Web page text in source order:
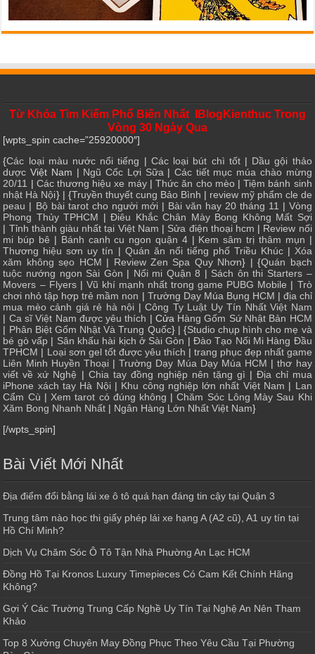
Từ Khóa Tìm Kiếm Phổ Biến Nhất IBlogKienthuc Trong
Vòng 30 Ngày Qua
[wpts_spin cache=”25920000″]
{Các loại màu nước nổi tiếng | Các loại bút chì tốt| Dầu gội thảo
dược Việt Nam | Ngũ Cốc Lợi Sữa | Các tiết mục múa chào mừng
20/11 | Các thương hiệu xe máy|Thức ăn cho mèo|Tiệm bánh sinh
nhật Hà Nội} | {Truyền thuyết cung Bảo Bình | review mỹ phẩm cle de
peau | Bộ bài tarot cho người mới| Bài văn hay 20 tháng 11 | Vòng
Phong Thủy TPHCM |Điêu Khắc Chân Mày Bong Không Mất Sợi
| Tỉnh thành giàu nhất tại Việt Nam | Sửa điện thoại hcm | Review nối
mi búp bê | Bánh canh cu ngon quận 4| Kem sâm trị thâm mụn |
Thương hiệu sơn uy tín | Quán ăn nổi tiếng phố Triều Khúc| Xóa
xăm không sẹo HCM | Review Zen Spa Quy Nhơn} | {Quán bạch
tuộc nướng ngon Sài Gòn | Nối mi Quận 8 | Sách ôn thi Starters –
Movers – Flyers| Vũ khí mạnh nhất trong game PUBG Mobile | Trò
chơi nhỏ tập hợp trẻ mầm non | Trường Dạy Múa Bụng HCM | địa chỉ
mua mèo cảnh giá rẻ hà nội |Công Ty Luật Uy Tín Nhất Việt Nam
| Ca sĩ Việt Nam được yêu thích | Cửa Hàng Gốm Sứ Nhật Bản HCM
| Phân Biệt Gốm Nhật Và Trung Quốc} | {Studio chụp hình cho mẹ và
bé gò vấp | Sân khấu hài kịch ở Sài Gòn |Đào Tạo Nối Mi Hàng Đầu
TPHCM | Loại sơn gel tốt được yêu thích | trang phục đẹp nhất game
Liên Minh Huyền Thoại|Trường Dạy Múa Dạy Múa HCM |thơ hay
viết về xứ Nghệ | Chia tay đồng nghiệp nên tặng gì | Địa chỉ mua
iPhone xách tay Hà Nội| Khu công nghiệp lớn nhất Việt Nam | Lan
Cẩm Cù | Xem tarot có đúng không |Chăm Sóc Lông Mày Sau Khi
Xăm Bong Nhanh Nhất | Ngân Hàng Lớn Nhất Việt Nam}
[/wpts_spin]
Bài Viết Mới Nhất
Địa điểm đổi bằng lái xe ô tô quá hạn đáng tin cậy tại Quận 3
Trung tâm nào học thi giấy phép lái xe hạng A (A2 cũ), A1 uy tín tại
Hồ Chí Minh?
Dịch Vụ Chăm Sóc Ô Tô Tận Nhà Phường An Lạc HCM
Đồng Hồ Tại Kronos Luxury Timepieces Có Cam Kết Chính Hãng
Không?
Gợi Ý Các Trường Trung Cấp Nghề Uy Tín Tại Nghệ An Nên Tham
Khảo
Top 8 Xưởng Chuyên May Đồng Phục Theo Yêu Cầu Tại Phường